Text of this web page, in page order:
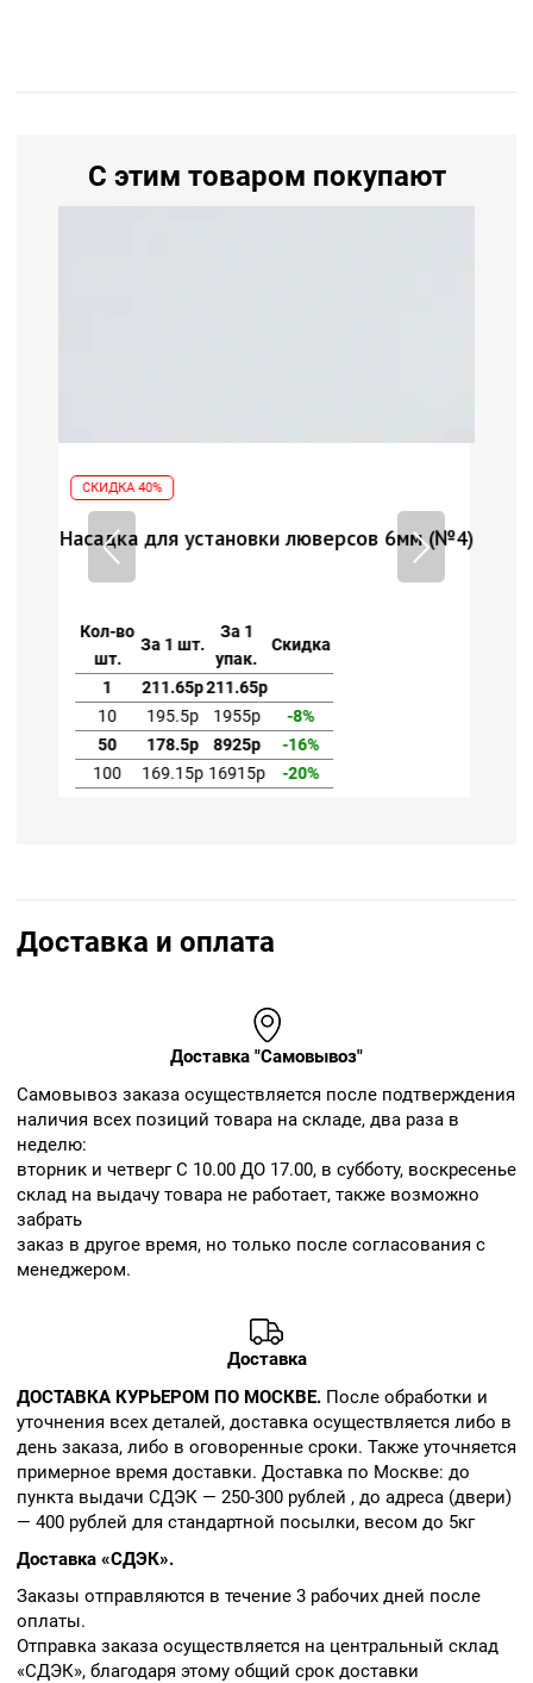
С этим товаром покупают
6мм (№4)
СКИДКА 40%
Насадка для установки люверсов 6мм
За 1 шт.
упак.
1 211.65р
10
195.5р 1955р
50
178.5р 8925р
100
169.15р 16915р
Доставка и оплата
Доставка "Самовывоз"
Cамовывоз заказа осуществляется после подтверждения
наличия всех позиций товара на складе, два раза в
неделю:
вторник и четверг С 10.00 ДО 17.00, в субботу, воскресенье
склад на выдачу товара не работает, также возможно
забрать
заказ в другое время, но только после согласования с
менеджером.
Доставка
ДОСТАВКА КУРЬЕРОМ ПО МОСКВЕ. После обработки и
уточнения всех деталей, доставка осуществляется либо в
день заказа, либо в оговоренные сроки. Также уточняется
примерное время доставки. Доставка по Москве: до
пункта выдачи СДЭК — 250-300 рублей , до адреса (двери)
— 400 рублей для стандартной посылки, весом до 5кг
Доставка «СДЭК».
Заказы отправляются в течение 3 рабочих дней после
оплаты.
Отправка заказа осуществляется на центральный склад
«СДЭК», благодаря этому общий срок доставки